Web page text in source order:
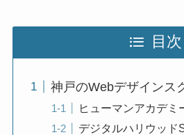
目次
神戸のWebデザインス
ヒューマンアカデミ
デジタルハリウッド